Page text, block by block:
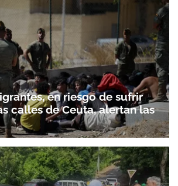
en riesgo de sufrir
calles de Ceuta, alertan las